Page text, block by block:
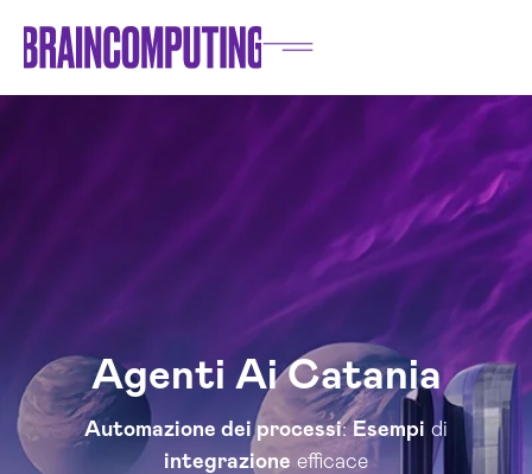
Agenti Ai Catania
Automazione dei processi:Esempi di
integrazione efficace